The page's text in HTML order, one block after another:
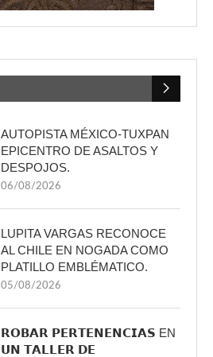
AUTOPISTA MÉXICO-TUXPAN
EPICENTRO DE ASALTOS Y
DESPOJOS.
06/08/2026
LUPITA VARGAS RECONOCE
AL CHILE EN NOGADA COMO
PLATILLO EMBLÉMATICO.
05/08/2026
𝗥𝗢𝗕𝗔𝗥 𝗣𝗘𝗥𝗧𝗘𝗡𝗘𝗡𝗖𝗜𝗔𝗦 EN
𝗨𝗡 𝗧𝗔𝗟𝗟𝗘𝗥 𝗗𝗘